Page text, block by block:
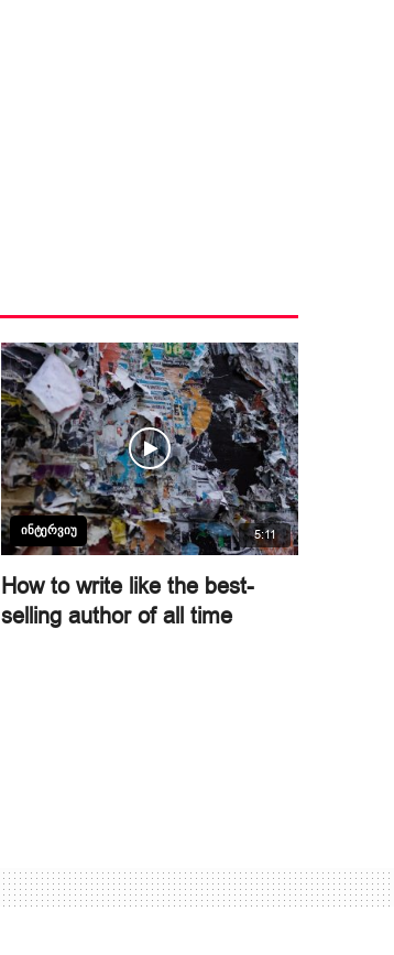
5:11
ᲘᲜᲢᲔᲠᲕᲘᲣ
How to write like the best-
selling author of all time